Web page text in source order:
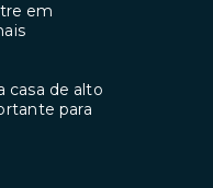
em
casa de alto
para